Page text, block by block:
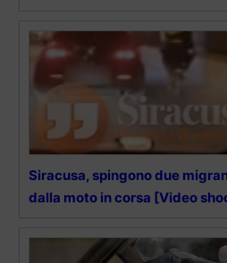
Siracusa, spingono due
dalla moto in corsa [Video